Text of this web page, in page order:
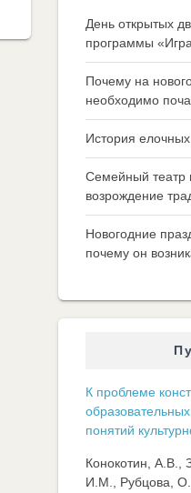
День открытых
программы
Почему на
необходимо
История
Семейный театр
возрождение
Новогодние
почему он
К проблеме
понятий
Конокотин, А.В.,
И.М., Рубцова,